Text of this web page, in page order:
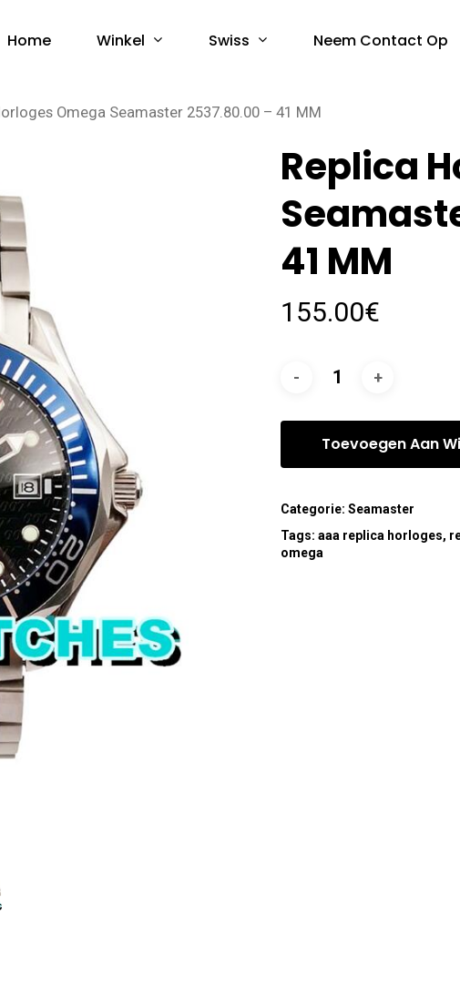
Home Winkel Swiss Neem Contact Op
Omega Seamaster 2537.80.00 – 41 MM
Replica
41 MM
155.00€
Toevoegen Aan
Categorie:Seamaster
Tags:aaa replica horloges,
omega